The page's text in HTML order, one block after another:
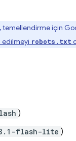
temellendirme için
edilmeyi robots.txt
)
flash-lite )